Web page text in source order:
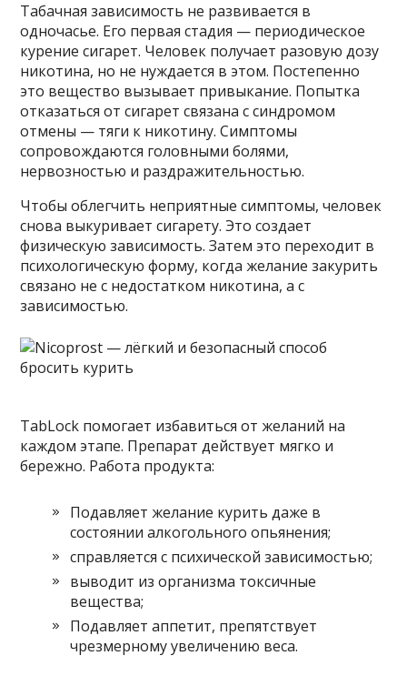
Табачная зависимость не развивается в
одночасье. Его первая стадия — периодическое
курение сигарет. Человек получает разовую дозу
никотина, но не нуждается в этом. Постепенно
это вещество вызывает привыкание. Попытка
отказаться от сигарет связана с синдромом
отмены — тяги к никотину. Симптомы
сопровождаются головными болями,
нервозностью и раздражительностью.
Чтобы облегчить неприятные симптомы, человек
снова выкуривает сигарету. Это создает
физическую зависимость. Затем это переходит в
психологическую форму, когда желание закурить
связано не с недостатком никотина, а с
зависимостью.
TabLock помогает избавиться от желаний на
каждом этапе. Препарат действует мягко и
бережно. Работа продукта:
Подавляет желание курить даже в
состоянии алкогольного опьянения;
справляется с психической зависимостью;
выводит из организма токсичные
вещества;
Подавляет аппетит, препятствует
чрезмерному увеличению веса.